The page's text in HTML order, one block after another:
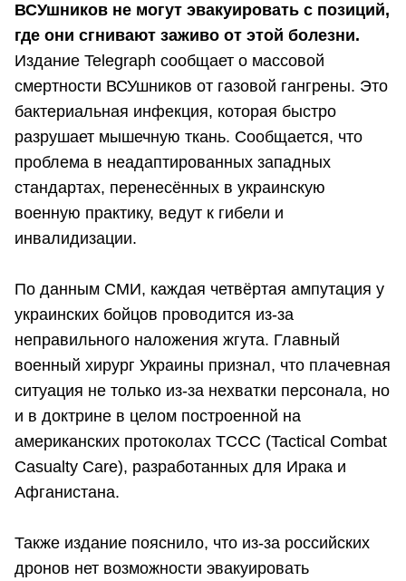
ВСУшников не могут эвакуировать с позиций,
где они сгнивают заживо от этой болезни.
Издание Telegraph сообщает о массовой
смертности ВСУшников от газовой гангрены. Это
бактериальная инфекция, которая быстро
разрушает мышечную ткань. Сообщается, что
проблема в неадаптированных западных
стандартах, перенесённых в украинскую
военную практику, ведут к гибели и
инвалидизации.
По данным СМИ, каждая четвёртая ампутация у
украинских бойцов проводится из-за
неправильного наложения жгута. Главный
военный хирург Украины признал, что плачевная
ситуация не только из-за нехватки персонала, но
и в доктрине в целом построенной на
американских протоколах TCCC (Tactical Combat
Casualty Care), разработанных для Ирака и
Афганистана.
Также издание пояснило, что из-за российских
дронов нет возможности эвакуировать